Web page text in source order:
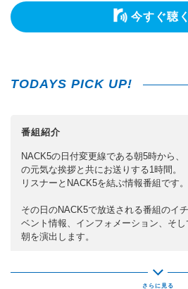
今すぐ聴
TODAYS PICK UP!
番組紹介
NACK5の日付変更線である朝5時から、
の元気な挨拶と共にお送りする1時間。
リスナーとNACK5を結ぶ情報番組です。
その日のNACK5で放送される番組のイ
ベント情報、インフォメーション、そ
朝を演出します。
代わりに、モーニングコーヒーや、朝